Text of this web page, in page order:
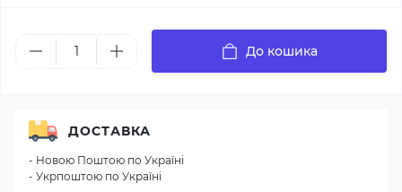
До кошика
ДОСТАВКА
- Новою Поштою по Україні
- Укрпоштою по Україні